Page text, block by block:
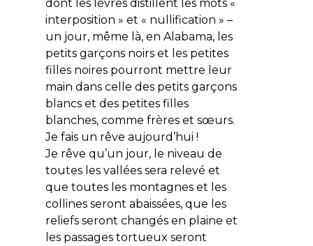
dont les lèvres distillent les mots «
interposition » et « nullification » –
un jour, même là, en Alabama, les
petits garçons noirs et les petites
filles noires pourront mettre leur
main dans celle des petits garçons
blancs et des petites filles
blanches, comme frères et sœurs.
Je fais un rêve aujourd’hui !
Je rêve qu’un jour, le niveau de
toutes les vallées sera relevé et
que toutes les montagnes et les
collines seront abaissées, que les
reliefs seront changés en plaine et
les passages tortueux seront